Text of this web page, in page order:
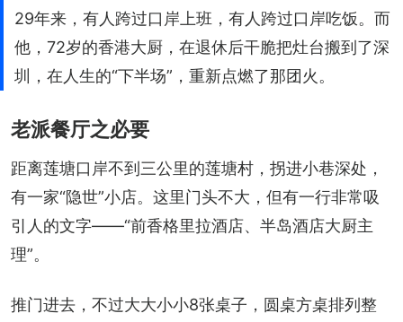
29年来，有人跨过口岸上班，有人跨过口岸吃饭。而
他，72岁的香港大厨，在退休后干脆把灶台搬到了深
圳，在人生的“下半场”，重新点燃了那团火。
老派餐厅之必要
距离莲塘口岸不到三公里的莲塘村，拐进小巷深处，
有一家“隐世”小店。这里门头不大，但有一行非常吸
引人的文字——“前香格里拉酒店、半岛酒店大厨主
理”。
推门进去，不过大大小小8张桌子，圆桌方桌排列整